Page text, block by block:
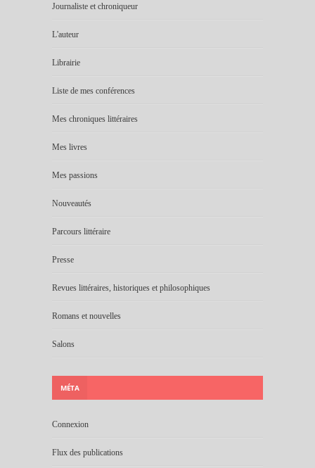
Journaliste et chroniqueur
L'auteur
Librairie
Liste de mes conférences
Mes chroniques littéraires
Mes livres
Mes passions
Nouveautés
Parcours littéraire
Presse
Revues littéraires, historiques et philosophiques
Romans et nouvelles
Salons
MÉTA
Connexion
Flux des publications